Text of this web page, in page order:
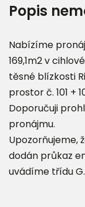
Popis
Nabízíme
169,1m2 v
těsné blízkosti
prostor č. 101 +
Doporučuji
pronájmu.
Upozorňujeme,
dodán průkaz
uvádíme třídu G.